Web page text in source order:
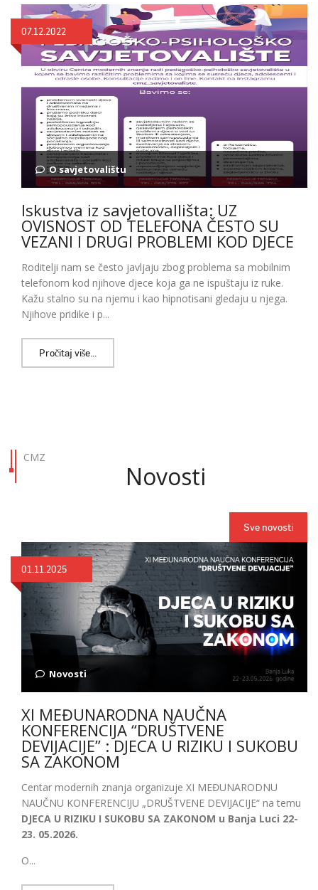
07.12.2022
O savjetovalištu
Iskustva iz savjetovallišta: UZ
OVISNOST OD TELEFONA ČESTO SU
VEZANI I DRUGI PROBLEMI KOD DJECE
Roditelji nam se često javljaju zbog problema sa mobilnim
telefonom kod njihove djece koja ga ne ispuštaju iz ruke.
Kažu stalno su na njemu i kao hipnotisani gledaju u njega.
Njihove pridike i p...
Pročitaj više...
CMZ
Novosti
Sve novosti
01.11.2025
Novosti
XI MEĐUNARODNA NAUČNA
KONFERENCIJA “DRUŠTVENE
DEVIJACIJE” : DJECA U RIZIKU I SUKOBU
SA ZAKONOM
Centar modernih znanja organizuje XI MEĐUNARODNU
NAUČNU KONFERENCIJU „DRUŠTVENE DEVIJACIJE“ na temu
DJECA U RIZIKU I SUKOBU SA ZAKONOM u Banja Luci 22-
23. 05.2026.
O...